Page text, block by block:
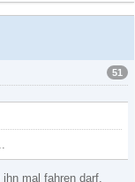
51
mal fahren darf,